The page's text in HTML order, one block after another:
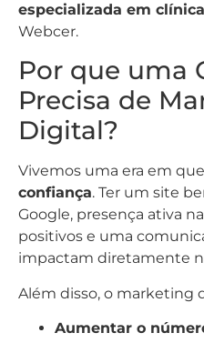
especializada em
Webcer.
Por que uma
Precisa de
Digital?
Vivemos uma era em que
confiança. Ter um site
Google, presença ativa
positivos e uma
impactam diretamente
Além disso, o marketing
Aumentar o